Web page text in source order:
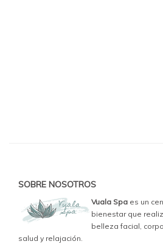
SOBRE NOSOTROS
Vuala Spa es un
bienestar que
belleza facial,
salud y relajación.